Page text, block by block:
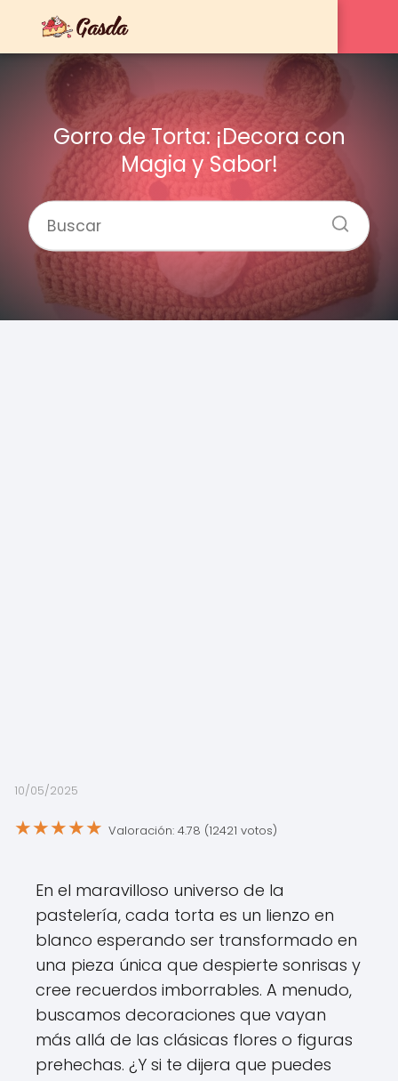
Gorro de Torta: ¡Decora con
Magia y Sabor!
10/05/2025
★★★★★ Valoración: 4.78 (12421 votos)
En el maravilloso universo de la
pastelería, cada torta es un lienzo en
blanco esperando ser transformado en
una pieza única que despierte sonrisas y
cree recuerdos imborrables. A menudo,
buscamos decoraciones que vayan
más allá de las clásicas flores o figuras
prehechas. ¿Y si te dijera que puedes